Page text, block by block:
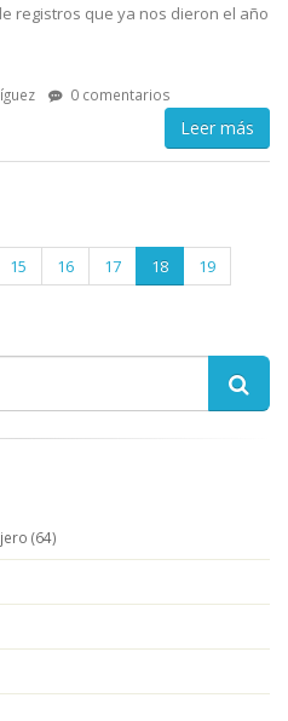
registros que ya nos dieron el año
0 comentarios
Leer más
15 16 17 18
19
(64)